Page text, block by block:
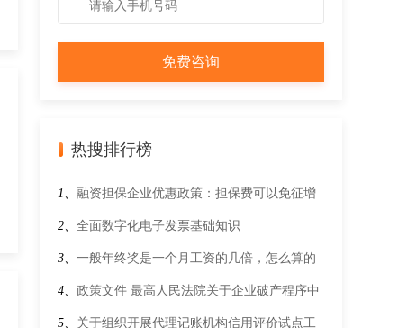
热搜排行榜
1、 融资担保企业优惠政策：担保费可以免征增
值税吗？
2、 全面数字化电子发票基础知识
3、 一般年终奖是一个月工资的几倍，怎么算的
呢
4、 政策文件 最高人民法院关于企业破产程序中
若干税费征管事项的公告
5、 关于组织开展代理记账机构信用评价试点工